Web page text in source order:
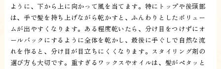
ように、下から上に向かって風を当てます。特にトップや後頭部
は、手で髪を持ち上げながら乾かすと、ふんわりとしたボリュー
ムが出やすくなります。ある程度乾いたら、分け目をつけずにオ
ールバックにするように全体を乾かし、最後に手ぐしで自然な流
れを作ると、分け目が目立ちにくくなります。スタイリング剤の
選び方も大切です。重すぎるワックスやオイルは、髪がペタッと